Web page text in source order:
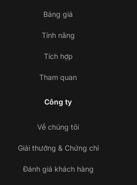
Bảng giá
Tính năng
Tích hợp
Tham quan
Công ty
Về chúng tôi
Giải thưởng & Chứng chỉ
Đánh giá khách hàng